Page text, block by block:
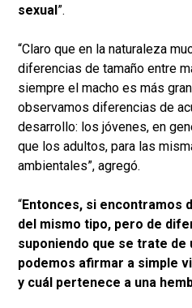
sexual ”.
“Claro que en la naturaleza
diferencias de tamaño entre
siempre el macho es más
observamos diferencias de
desarrollo: los jóvenes, en
que los adultos, para las
ambientales”, agregó.
“Entonces, si encontramos
del mismo tipo, pero de
suponiendo que se trate de
podemos afirmar a simple
y cuál pertenece a una